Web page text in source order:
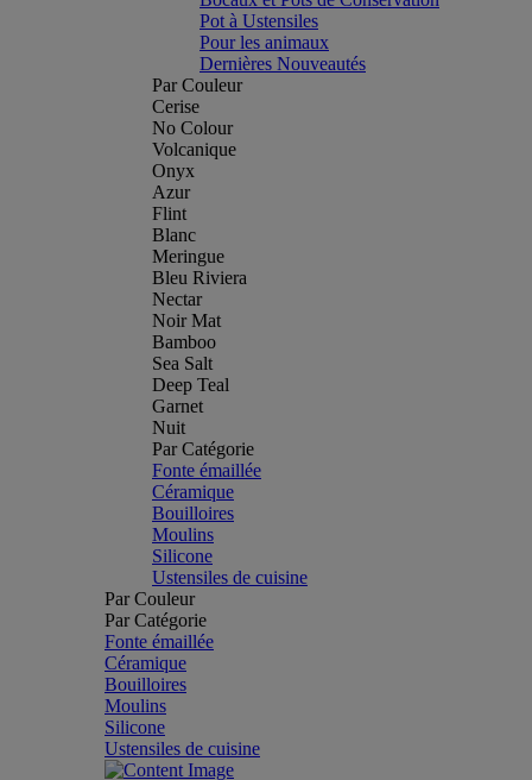
Pot à Ustensiles
Pour les animaux
Dernières Nouveautés
Par Couleur
Cerise
No Colour
Volcanique
Onyx
Azur
Flint
Blanc
Meringue
Bleu Riviera
Nectar
Noir Mat
Bamboo
Sea Salt
Deep Teal
Garnet
Nuit
Par Catégorie
Fonte émaillée
Céramique
Bouilloires
Moulins
Silicone
Ustensiles de cuisine
Par Couleur
Par Catégorie
Fonte émaillée
Céramique
Bouilloires
Moulins
Silicone
Ustensiles de cuisine